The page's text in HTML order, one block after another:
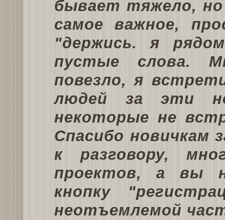
бывает тяжело,
самое важное,
"держись. я
пустые слова.
повезло, я
людей за эти
некоторые не
Спасибо новичкам
к разговору,
проектов, а вы
кнопку
неотъемлемой